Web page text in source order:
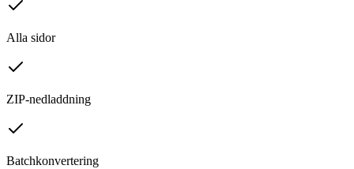
Alla sidor
ZIP-nedladdning
Batchkonvertering